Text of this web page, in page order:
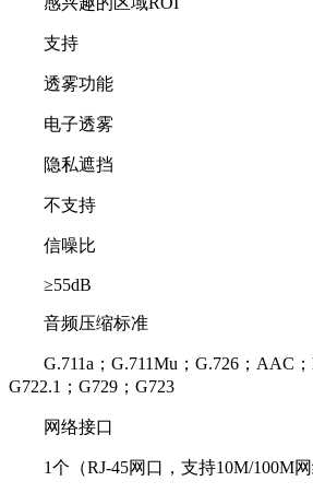
支持
透雾功能
电子透雾
隐私遮挡
不支持
信噪比
≥55dB
音频压缩标准
G.711a；G.711Mu；G.726；AAC；
G722.1；G729；G723
网络接口
1个（RJ-45网口，支持10M/100M网